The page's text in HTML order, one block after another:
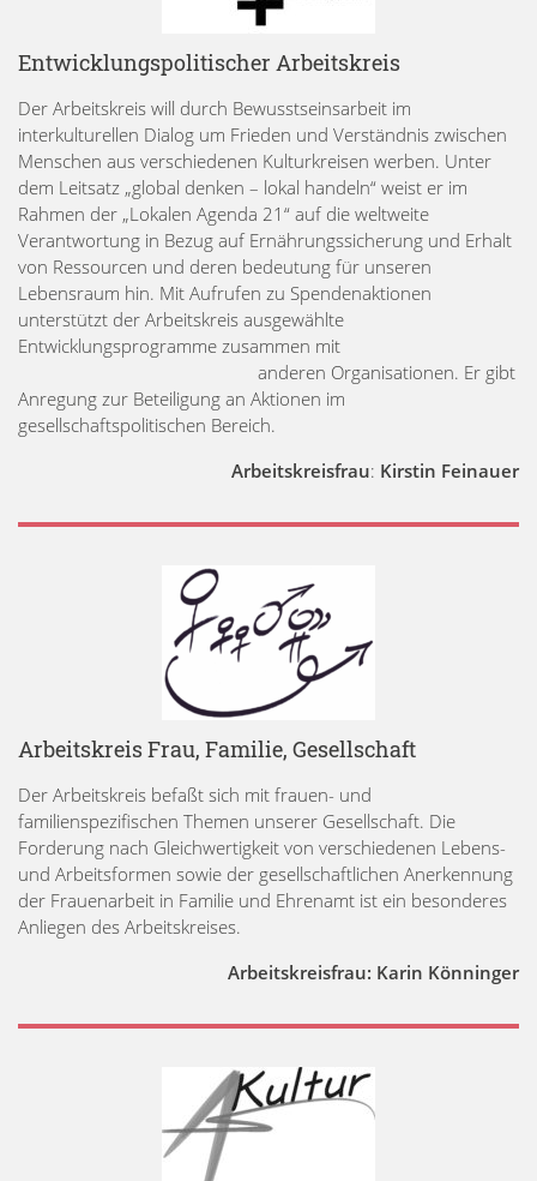
Entwicklungspolitischer Arbeitskreis
Der Arbeitskreis will durch Bewusstseinsarbeit im
interkulturellen Dialog um Frieden und Verständnis zwischen
Menschen aus verschiedenen Kulturkreisen werben. Unter
dem Leitsatz „global denken – lokal handeln“ weist er im
Rahmen der „Lokalen Agenda 21“ auf die weltweite
Verantwortung in Bezug auf Ernährungssicherung und Erhalt
von Ressourcen und deren bedeutung für unseren
Lebensraum hin. Mit Aufrufen zu Spendenaktionen
unterstützt der Arbeitskreis ausgewählte
Entwicklungsprogramme zusammen mit
anderen Organisationen. Er gibt
Anregung zur Beteiligung an Aktionen im
gesellschaftspolitischen Bereich.
Arbeitskreisfrau: Kirstin Feinauer
Arbeitskreis Frau, Familie, Gesellschaft
Der Arbeitskreis befaßt sich mit frauen- und
familienspezifischen Themen unserer Gesellschaft. Die
Forderung nach Gleichwertigkeit von verschiedenen Lebens-
und Arbeitsformen sowie der gesellschaftlichen Anerkennung
der Frauenarbeit in Familie und Ehrenamt ist ein besonderes
Anliegen des Arbeitskreises.
Arbeitskreisfrau: Karin Könninger